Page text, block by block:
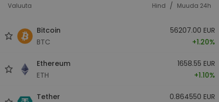
Valuuta Hind / Muuda 24h
Bitcoin
BTC
56207.00 EUR
+1.20%
Ethereum
ETH
1658.55 EUR
+1.10%
Tether
0.864550 EUR